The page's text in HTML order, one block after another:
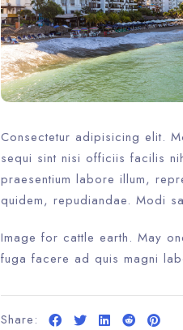
Consectetur adipisicing elit.
sequi sint nisi officiis facilis
praesentium labore illum,
quidem, repudiandae. Modi
Image for cattle earth. May
fuga facere ad quis magni
Share: